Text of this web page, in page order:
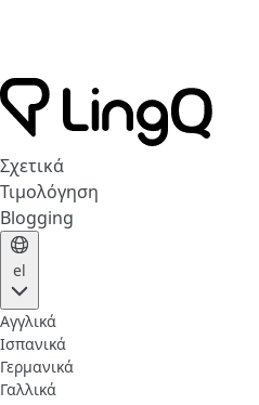
Σχετικά
Τιμολόγηση
Blogging
el
Αγγλικά
Ισπανικά
Γερμανικά
Γαλλικά